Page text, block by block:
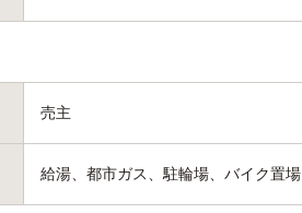
売主
給湯、都市ガス、駐輪場、バイク置場